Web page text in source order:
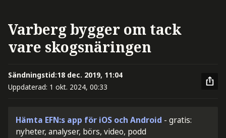
Varberg bygger om tack
vare skogsnäringen
Sändningstid:18 dec. 2019, 11:04
Uppdaterad: 1 okt. 2024, 00:33
Hämta EFN:s app för iOS och Android - gratis:
nyheter, analyser, börs, video, podd